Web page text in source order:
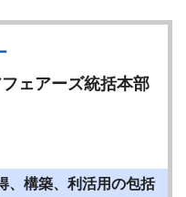
ェアーズ統括本部
、構築、利活用の包括